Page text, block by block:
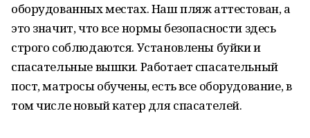
оборудованных местах. Наш пляж аттестован, а
это значит, что все нормы безопасности здесь
строго соблюдаются. Установлены буйки и
спасательные вышки. Работает спасательный
пост, матросы обучены, есть все оборудование, в
том числе новый катер для спасателей.